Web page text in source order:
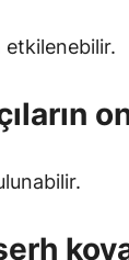
etkilenebilir.